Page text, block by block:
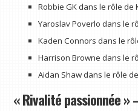
Robbie GK dans le rôle de
Yaroslav Poverlo dans le
Kaden Connors dans le
Harrison Browne dans le
Aidan Shaw dans le rôle
« Rivalité passionnée »